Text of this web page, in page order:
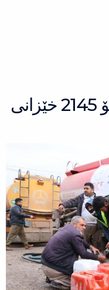
خۆراك و سووتەمەنی بۆ 2145 خێزانی